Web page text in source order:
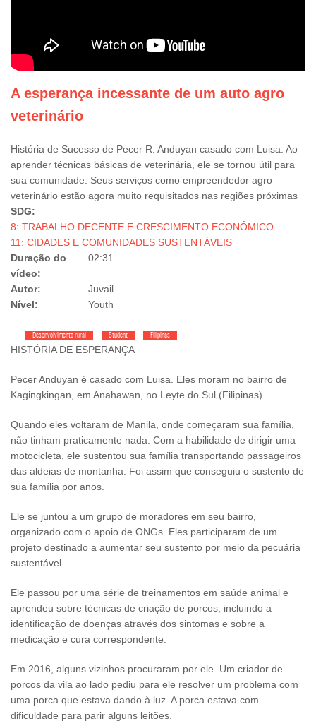
A esperança incessante de um auto agro
veterinário
História de Sucesso de Pecer R. Anduyan casado com Luisa. Ao
aprender técnicas básicas de veterinária, ele se tornou útil para
sua comunidade. Seus serviços como empreendedor agro
veterinário estão agora muito requisitados nas regiões próximas
SDG:
8: TRABALHO DECENTE E CRESCIMENTO ECONÔMICO
11: CIDADES E COMUNIDADES SUSTENTÁVEIS
Duração do
vídeo:
02:31
Autor:
Juvail
Nível:
Youth
Desenvolvimento rural Student Filipinas
HISTÓRIA DE ESPERANÇA
Pecer Anduyan é casado com Luisa. Eles moram no bairro de
Kagingkingan, em Anahawan, no Leyte do Sul (Filipinas).
Quando eles voltaram de Manila, onde começaram sua família,
não tinham praticamente nada. Com a habilidade de dirigir uma
motocicleta, ele sustentou sua família transportando passageiros
das aldeias de montanha. Foi assim que conseguiu o sustento de
sua família por anos.
Ele se juntou a um grupo de moradores em seu bairro,
organizado com o apoio de ONGs. Eles participaram de um
projeto destinado a aumentar seu sustento por meio da pecuária
sustentável.
Ele passou por uma série de treinamentos em saúde animal e
aprendeu sobre técnicas de criação de porcos, incluindo a
identificação de doenças através dos sintomas e sobre a
medicação e cura correspondente.
Em 2016, alguns vizinhos procuraram por ele. Um criador de
porcos da vila ao lado pediu para ele resolver um problema com
uma porca que estava dando à luz. A porca estava com
dificuldade para parir alguns leitões.